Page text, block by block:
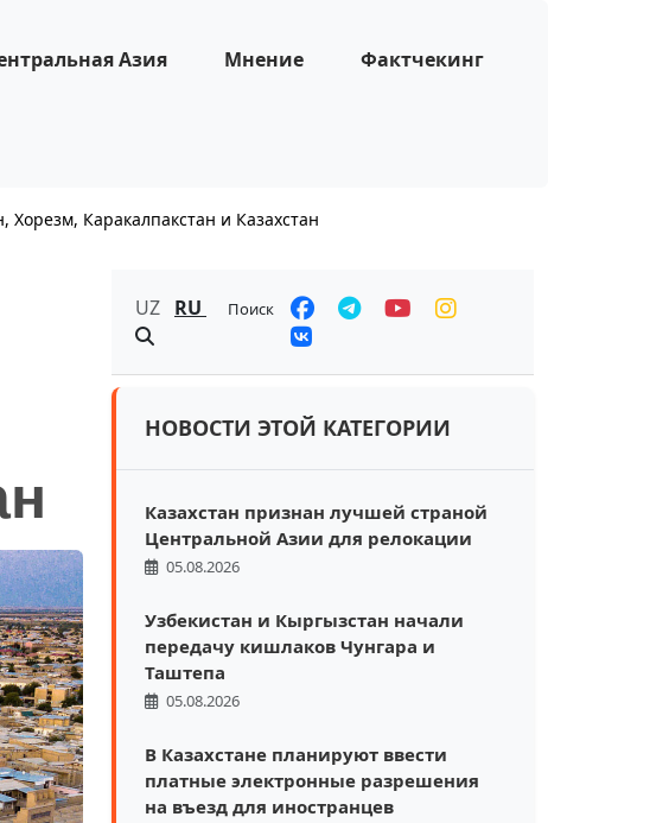
Азия Мнение Фактчекинг
Каракалпакстан и Казахстан
UZ RU Поиск
НОВОСТИ ЭТОЙ КАТЕГОРИИ
Казахстан признан лучшей страной
Центральной Азии для релокации
05.08.2026
Узбекистан и Кыргызстан начали
передачу кишлаков Чунгара и
Таштепа
05.08.2026
В Казахстане планируют ввести
платные электронные разрешения
на въезд для иностранцев